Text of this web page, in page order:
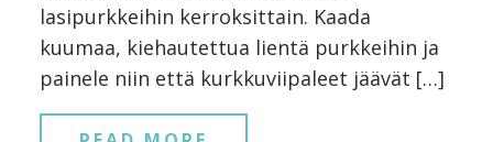
lasipurkkeihin kerroksittain. Kaada
kuumaa, kiehautettua lientä purkkeihin ja
painele niin että kurkkuviipaleet jäävät […]